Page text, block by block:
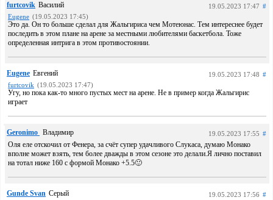
furtcovik Василий 19.05.2023 17:47 #
Eugene (19.05.2023 17:45)
Это да. Он то больше сделал для Жальгириса чем Мотеюнас. Тем интереснее будет
последить в этом плане на арене за местными любителями баскетбола. Тоже
определенная интрига в этом противостоянии.
Eugene Евгений 19.05.2023 17:48 #
furtcovik (19.05.2023 17:47)
Угу, но пока как-то много пустых мест на арене. Не в пример когда Жальгирис
играет
Geronimo Владимир 19.05.2023 17:55 #
Оля еле отскочил от Фенера, за счёт супер удачливого Слукаса, думаю Монако
вполне может взять, тем более дважды в этом сезоне это делали.Я лично поставил
на тотал ниже 160 с формой Монако +5.5🙂
Gunde Svan Серый 19.05.2023 17:56 #